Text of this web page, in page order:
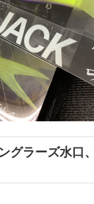
グラーズ水口